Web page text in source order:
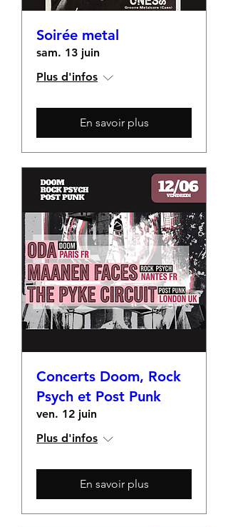
Soirée metal
sam. 13 juin
Plus d'infos
En savoir plus
Concerts Doom, Rock
Psych et Post Punk
ven. 12 juin
Plus d'infos
En savoir plus